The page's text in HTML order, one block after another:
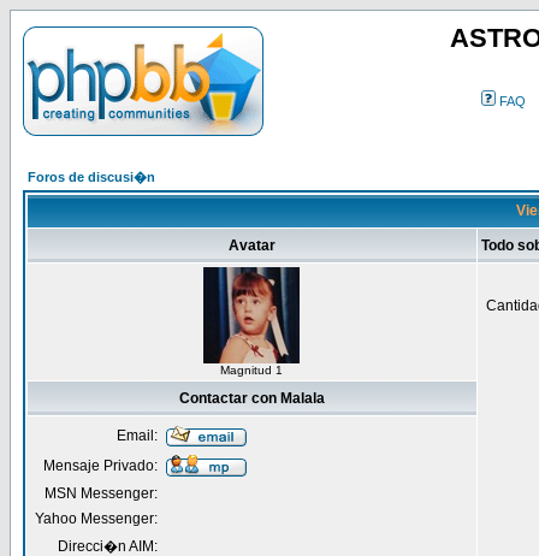
FAQ
Foros de discusi�n
Avatar Todo
Magnitud 1
Contactar con Malala
Email:
Mensaje Privado:
MSN Messenger:
Yahoo Messenger:
Direcci�n AIM: